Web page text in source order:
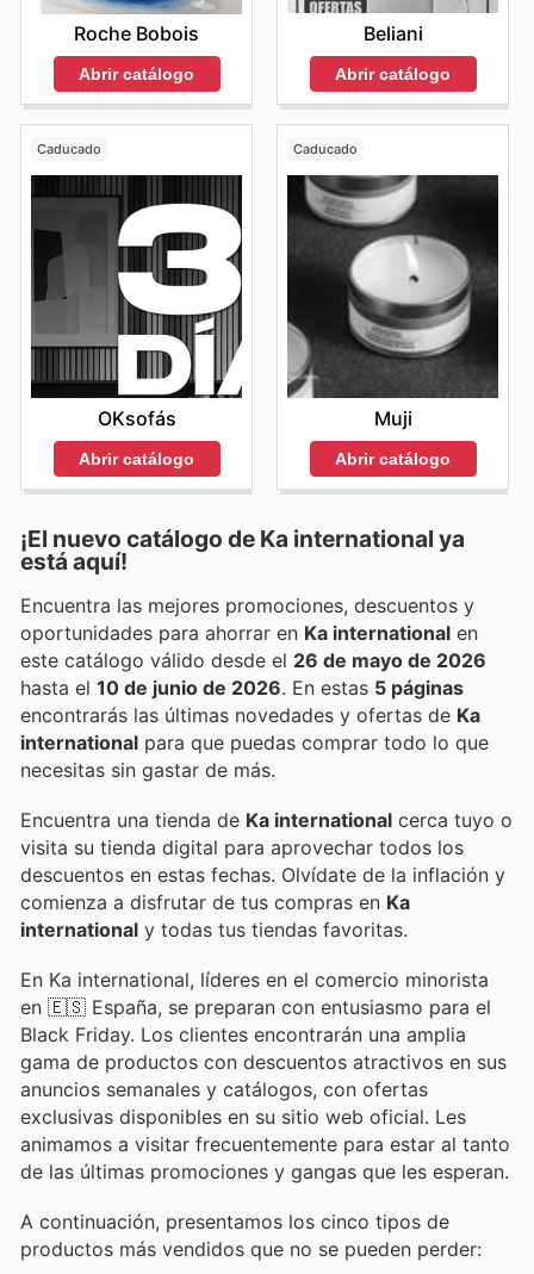
Roche Bobois
Abrir catálogo
Beliani
Abrir catálogo
Caducado
OKsofás
Abrir catálogo
Caducado
Muji
Abrir catálogo
¡El nuevo catálogo de Ka international ya
está aquí!
Encuentra las mejores promociones, descuentos y
oportunidades para ahorrar en Ka international en
este catálogo válido desde el 26 de mayo de 2026
hasta el 10 de junio de 2026 . En estas 5 páginas
encontrarás las últimas novedades y ofertas de Ka
international para que puedas comprar todo lo que
necesitas sin gastar de más.
Encuentra una tienda de Ka international cerca tuyo o
visita su tienda digital para aprovechar todos los
descuentos en estas fechas. Olvídate de la inflación y
comienza a disfrutar de tus compras en Ka
international y todas tus tiendas favoritas.
En Ka international, líderes en el comercio minorista
en 🇪🇸 España, se preparan con entusiasmo para el
Black Friday. Los clientes encontrarán una amplia
gama de productos con descuentos atractivos en sus
anuncios semanales y catálogos, con ofertas
exclusivas disponibles en su sitio web oficial. Les
animamos a visitar frecuentemente para estar al tanto
de las últimas promociones y gangas que les esperan.
A continuación, presentamos los cinco tipos de
productos más vendidos que no se pueden perder: